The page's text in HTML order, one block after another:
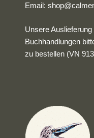
Email:
Unsere
Buchhandlungen
zu bestellen (VN